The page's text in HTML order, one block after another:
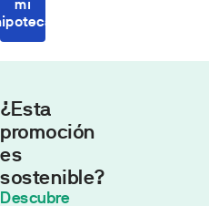
mi
Cuota
¿Esta
promoción
es
sostenible?
Descubre